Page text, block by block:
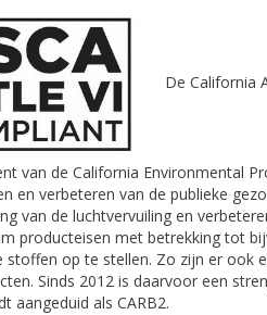
De California
van de California Environmental
en verbeteren van de publieke
van de luchtvervuiling en
producteisen met betrekking tot
stoffen op te stellen. Zo zijn er ook
Sinds 2012 is daarvoor een
aangeduid als CARB2.